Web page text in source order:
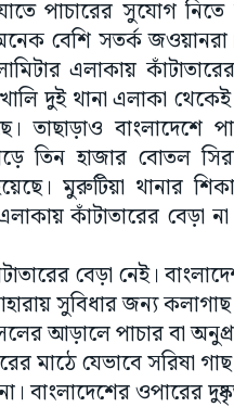
পাচারের সুযোগ
বেশি সতর্ক
এলাকায়
দুই থানা এলাকা
তাছাড়াও
তিন হাজার বোতল
মুরুটিয়া থানার
এলাকায় কাঁটাতারের বেড়া
বেড়া নেই।
সুবিধার জন্য
আড়ালে পাচার বা
মাঠে যেভাবে সরিষা
বাংলাদেশের ওপারের